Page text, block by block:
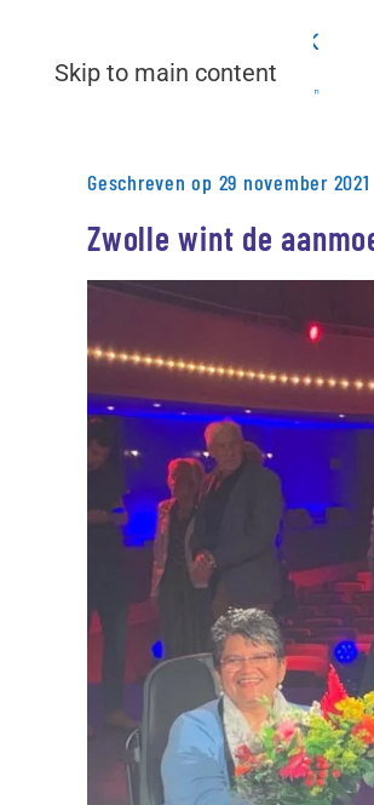
Skip to main content
Geschreven op 29 november 2021
Zwolle wint de